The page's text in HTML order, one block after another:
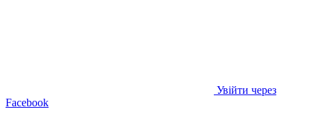
Увійти через
Facebook